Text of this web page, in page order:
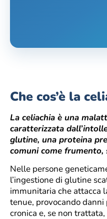
Che cos’è la
La celiachia è una
caratterizzata
glutine, una proteina
comuni come frumento,
Nelle persone
l’ingestione di glutine
immunitaria che attacca
tenue, provocando
cronica e, se non